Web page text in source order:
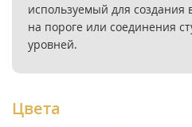
используемый для создания
на пороге или соединения
уровней.
Цвета